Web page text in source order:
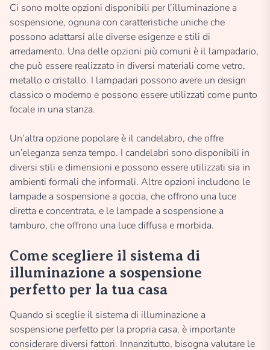
Ci sono molte opzioni disponibili per l’illuminazione a
sospensione, ognuna con caratteristiche uniche che
possono adattarsi alle diverse esigenze e stili di
arredamento. Una delle opzioni più comuni è il lampadario,
che può essere realizzato in diversi materiali come vetro,
metallo o cristallo. I lampadari possono avere un design
classico o moderno e possono essere utilizzati come punto
focale in una stanza.
Un’altra opzione popolare è il candelabro, che offre
un’eleganza senza tempo. I candelabri sono disponibili in
diversi stili e dimensioni e possono essere utilizzati sia in
ambienti formali che informali. Altre opzioni includono le
lampade a sospensione a goccia, che offrono una luce
diretta e concentrata, e le lampade a sospensione a
tamburo, che offrono una luce diffusa e morbida.
Come scegliere il sistema di
illuminazione a sospensione
perfetto per la tua casa
Quando si sceglie il sistema di illuminazione a
sospensione perfetto per la propria casa, è importante
considerare diversi fattori. Innanzitutto, bisogna valutare le